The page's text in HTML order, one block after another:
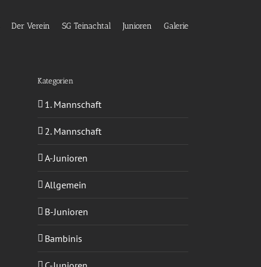
Der Verein SG Teinachtal Junioren Galerie
Kategorien
1. Mannschaft
2. Mannschaft
A-Junioren
Allgemein
B-Junioren
Bambinis